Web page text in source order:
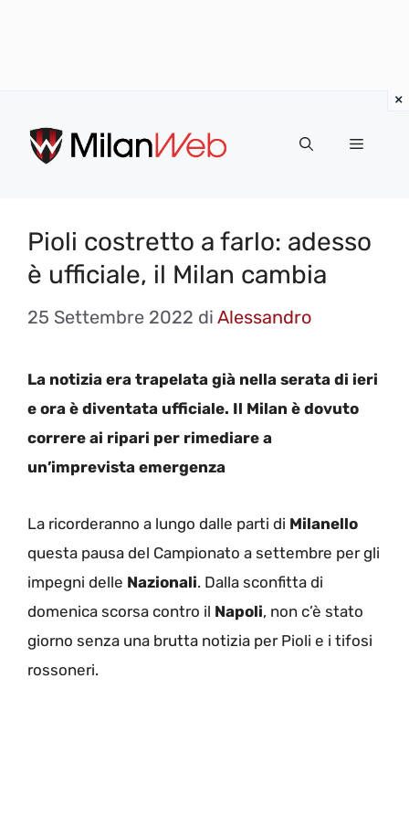
contenuto
MENU
Pioli costretto a farlo: adesso
è ufficiale, il Milan cambia
25 Settembre 2022 di Alessandro
La notizia era trapelata già nella serata di ieri
e ora è diventata ufficiale. Il Milan è dovuto
correre ai ripari per rimediare a
un’imprevista emergenza
La ricorderanno a lungo dalle parti di Milanello
questa pausa del Campionato a settembre per gli
impegni delle Nazionali. Dalla sconfitta di
domenica scorsa contro il Napoli, non c’è stato
giorno senza una brutta notizia per Pioli e i tifosi
rossoneri.